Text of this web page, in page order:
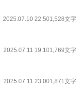
2025.07.10 22:501,528文字
2025.07.11 19:101,769文字
2025.07.11 23:001,871文字